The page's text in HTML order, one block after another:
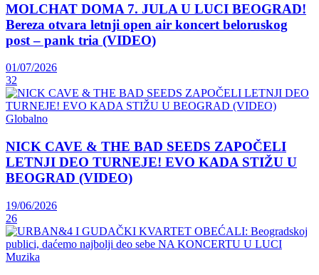
MOLCHAT DOMA 7. JULA U LUCI BEOGRAD!
Bereza otvara letnji open air koncert beloruskog
post – pank tria (VIDEO)
01/07/2026
32
Globalno
NICK CAVE & THE BAD SEEDS ZAPOČELI
LETNJI DEO TURNEJE! EVO KADA STIŽU U
BEOGRAD (VIDEO)
19/06/2026
26
Muzika